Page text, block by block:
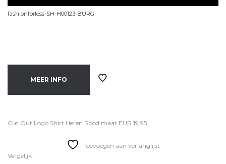
fashionforless-SH-H00123-BURG
MEER INFO
Cut Out Logo Shirt Heren Rood maat EUR 19.95
Toevoegen aan verlanglijst
Vergelijk